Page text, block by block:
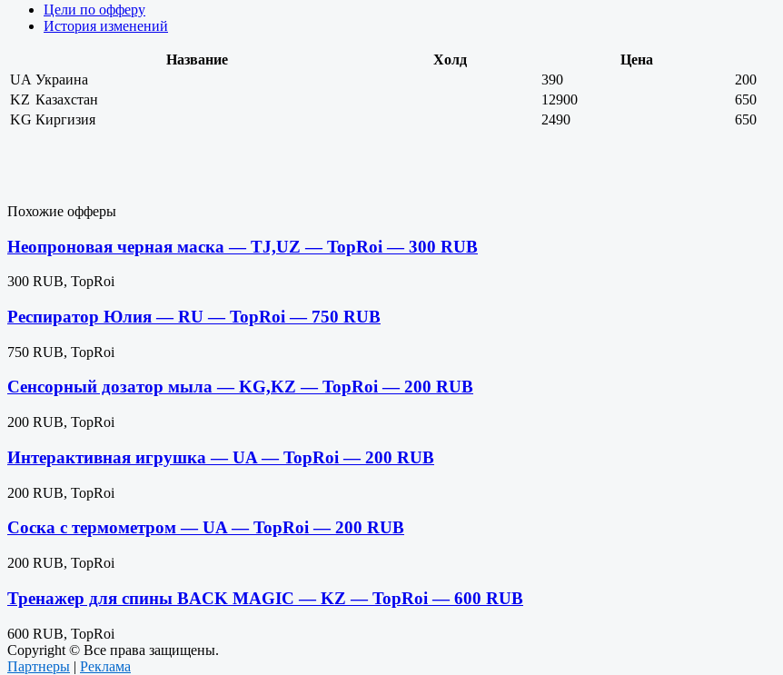
Цели по офферу
История изменений
Название Холд Цена
UA Украина 390 200
KZ Казахстан 12900 650
KG Киргизия 2490 650
Похожие офферы
Неопроновая черная маска — TJ,UZ — TopRoi — 300 RUB
300 RUB, TopRoi
Респиратор Юлия — RU — TopRoi — 750 RUB
750 RUB, TopRoi
Сенсорный дозатор мыла — KG,KZ — TopRoi — 200 RUB
200 RUB, TopRoi
Интерактивная игрушка — UA — TopRoi — 200 RUB
200 RUB, TopRoi
Соска с термометром — UA — TopRoi — 200 RUB
200 RUB, TopRoi
Тренажер для спины BACK MAGIC — KZ — TopRoi — 600 RUB
600 RUB, TopRoi
Copyright © Все права защищены.
Партнеры | Реклама